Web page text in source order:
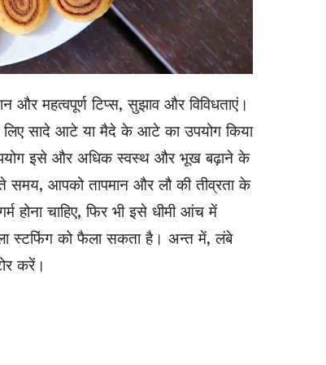
महत्वपूर्ण टिप्स, सुझाव और विविधताएं।
सादे आटे या मैदे के आटे का उपयोग किया
इसे और अधिक स्वस्थ और भूख बढ़ाने के
समय, आपको तापमान और लौ की तीव्रता के
होना चाहिए, फिर भी इसे धीमी आंच में
स्टफिंग को फैला सकता है। अन्त में, लंबे
करें।